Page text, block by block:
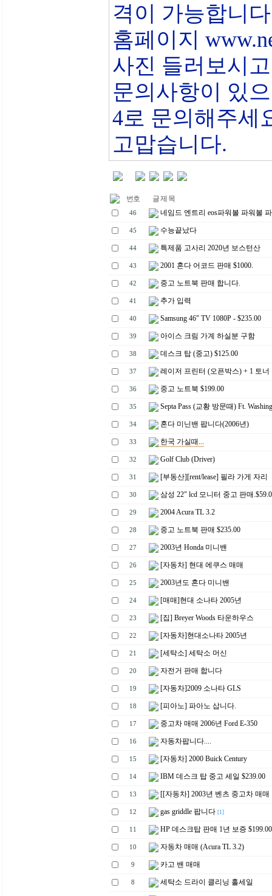
격이 가능합니
홈페이지
사진 들러보시
문의사항이 있으
4로 문의해주
고맙습니다.
번호 글 제 목
46 네임드 엔트리 eos파워볼 파워볼
45 수능끝났다
44 특제품 고사리 2020년 보스턴산
43 2001 혼다 어코드 판매 $1000.
42 중고 노트북 판매 합니다.
41 추가 입력
40 Samsung 46" TV 1080P - $235.00
39 아이스 크림 가계 하실분 구함
38 데스크 탑 (중고) $125.00
37 레이저 프린터 (오픈박스) + 1 토너
36 중고 노트북 $199.00
35 Septa Pass (교황 방문때) Ft.
34 혼다 미닌밴 팝니다(2006년)
33 한국 가실때...
32 Golf Club (Driver)
31 [부동산][rent/lease] 필라 가게 자리
30 삼성 22" lcd 모니터 중고 판매
29 2004 Acura TL 3.2
28 중고 노트북 판매 $235.00
27 2003년 Honda 미니밴
26 [자동차] 현대 에쿠스 매매
25 2003년도 혼다 미니밴
24 [매매]현대 소나타 2005년
23 [집] Breyer Woods 타운하우스
22 [자동차]현대소나타 2005년
21 [세탁소] 세탁소 머신
20 자전거 판매 합니다
19 [자동차]2009 소나타 GLS
18 [피아노] 파아노 삽니다.
17 중고차 매매 2006년 Ford E-350
16 자동차팝니다....
15 [자동차] 2000 Buick Century
14 IBM 데스크 탑 중고 세일 $239.00
13 [[자동차] 2003년 벤츠 중고차 매매
12 gas griddle 팝니다 [1]
11 HP 데스크탑 판매 1년 보증 $199.00
10 자동차 매매 (Acura TL 3.2)
9 카고 밴 매매
8 세탁소 드라이 클리닝 홀세일